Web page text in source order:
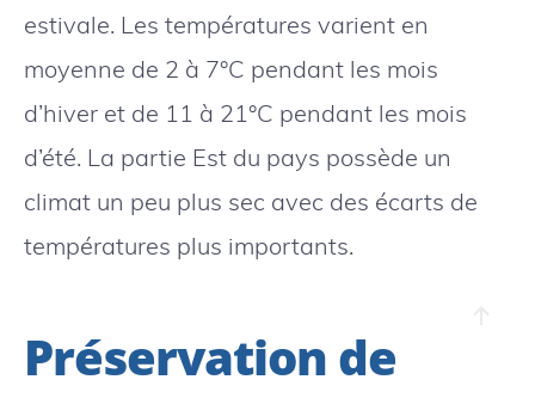
estivale. Les températures varient en
moyenne de 2 à 7°C pendant les mois
d’hiver et de 11 à 21°C pendant les mois
d’été. La partie Est du pays possède un
climat un peu plus sec avec des écarts de
températures plus importants.
Préservation de